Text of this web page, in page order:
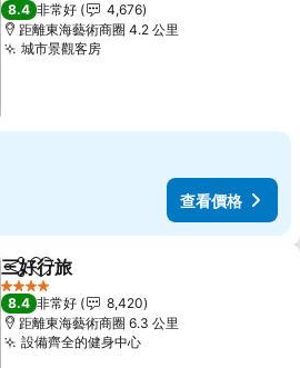
8.4 非常好
4,676
距離東海藝術商圈 4.2 公里
城市景觀客房查看價格
查看價格
分享 加入我的最愛
三好行旅
4 星級
8.4 非常好
8,420
距離東海藝術商圈 6.3 公里
設備齊全的健身中心查看價格